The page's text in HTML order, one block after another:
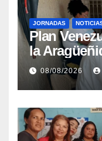
JORNADAS
Plan
la
atención
Aragua
08/08/2026